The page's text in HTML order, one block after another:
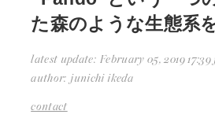
た森のような生態系
latest update
February 05, 2019 17:39
author junichi ikeda
contact